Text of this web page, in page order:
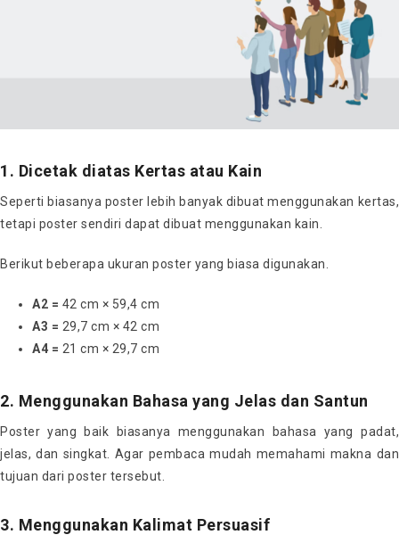
1. Dicetak diatas Kertas atau Kain
Seperti biasanya poster lebih banyak dibuat menggunakan kertas,
tetapi poster sendiri dapat dibuat menggunakan kain.
Berikut beberapa ukuran poster yang biasa digunakan.
A2 = 42 cm × 59,4 cm
A3 = 29,7 cm × 42 cm
A4 = 21 cm × 29,7 cm
2. Menggunakan Bahasa yang Jelas dan Santun
Poster yang baik biasanya menggunakan bahasa yang padat,
jelas, dan singkat. Agar pembaca mudah memahami makna dan
tujuan dari poster tersebut.
3. Menggunakan Kalimat Persuasif